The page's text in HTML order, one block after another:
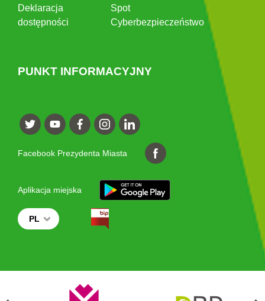
Deklaracja
dostępności
Spot
Cyberbezpieczeństwo
PUNKT INFORMACYJNY
Facebook Prezydenta Miasta
Aplikacja miejska
PL